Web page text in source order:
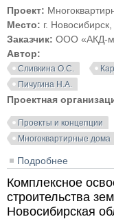
Проект:
Место: г.
Заказчик: ООО «АКД-
Автор:
Сливкина О.С.
Пичугина Н.А.
Проектная
Проекты и концепции
Многоквартирные дома
Подробнее
Комплексное
строительства
Новосибирская